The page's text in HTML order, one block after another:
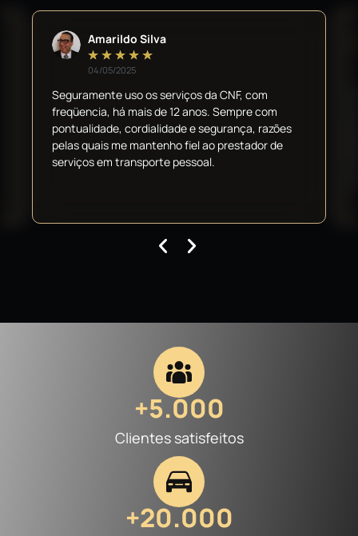
Amarildo Silva
★ ★ ★ ★ ★
04/05/2025
Seguramente uso os serviços da CNF, com
freqüencia, há mais de 12 anos. Sempre com
pontualidade, cordialidade e segurança, razões
pelas quais me mantenho fiel ao prestador de
serviços em transporte pessoal.
+5.000
Clientes satisfeitos
+20.000